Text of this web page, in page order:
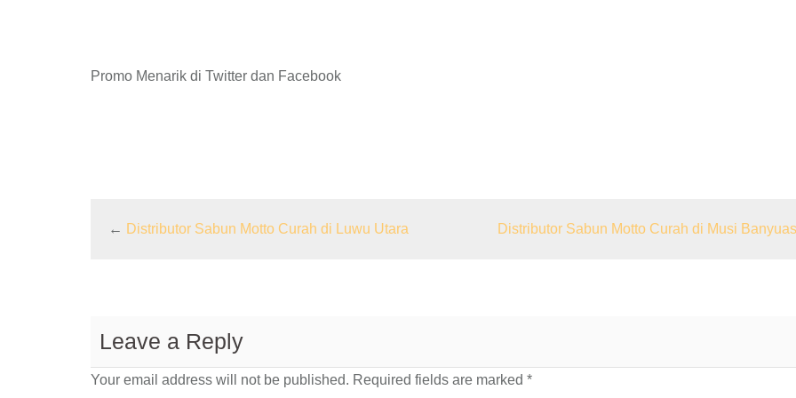
Promo Menarik di Twitter dan Facebook
← Distributor Sabun Motto Curah di Luwu Utara Distributor Sabun Motto Curah di Musi
Leave a Reply
Your email address will not be published. Required fields are marked *